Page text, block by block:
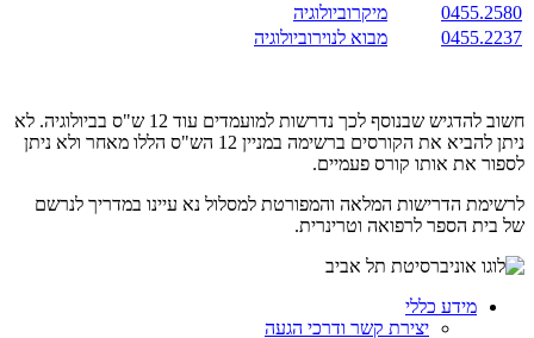
0455.2580
מיקרוביולוגיה
0455.2237
מבוא לנוירוביולוגיה
חשוב להדגיש שבנוסף לכך נדרשות למועמדים עוד 12 ש"ס בביולוגיה. לא
ניתן להביא את הקורסים ברשימה במניין 12 הש"ס הללו מאחר ולא ניתן
לספור את אותו קורס פעמיים.
לרשימת הדרישות המלאה והמפורטת למסלול נא עיינו במדריך לנרשם
של בית הספר לרפואה וטרינרית.
מידע כללי
יצירת קשר ודרכי הגעה